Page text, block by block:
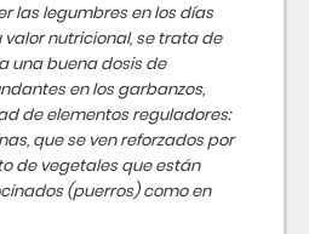
las legumbres en los días
valor nutricional, se trata de
una buena dosis de
en los garbanzos,
de elementos reguladores:
que se ven reforzados por
de vegetales que están
(puerros) como en